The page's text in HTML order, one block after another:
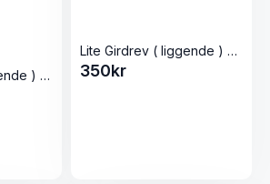
Stort Girdrev ( stående ) Alle modeller Pølsestappere
Lite Girdrev ( liggende ) Alle 5L Pølsestappere
350kr